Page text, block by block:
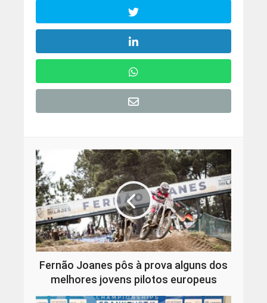
Fernão Joanes pôs à prova alguns dos
melhores jovens pilotos europeus